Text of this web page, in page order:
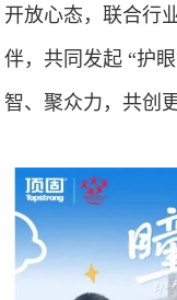
开放心态，联合行
伴，共同发起 “护
智、聚众力，共创